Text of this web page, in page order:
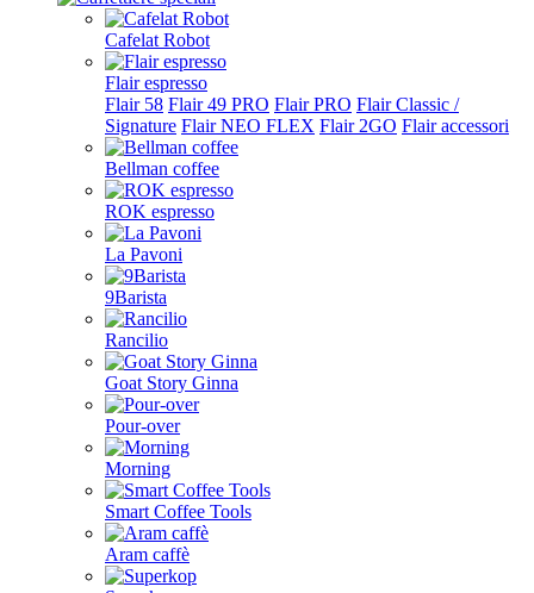
Cafelat Robot
Flair espresso
Flair 58 Flair 49 PRO Flair PRO Flair Classic /
Signature Flair NEO FLEX Flair 2GO Flair accessori
Bellman coffee
ROK espresso
La Pavoni
9Barista
Rancilio
Goat Story Ginna
Pour-over
Morning
Smart Coffee Tools
Aram caffè